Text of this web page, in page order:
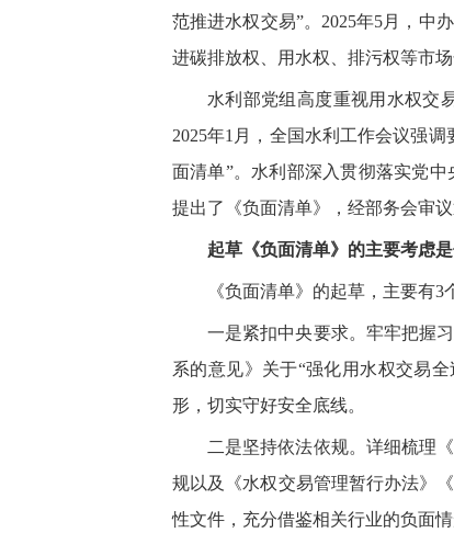
范推进水权交易”。2025年5月，中
进碳排放权、用水权、排污权等市
水利部党组高度重视用水权交
2025年1月，全国水利工作会议强
面清单”。水利部深入贯彻落实党
提出了《负面清单》，经部务会审
起草《负面清单》的主要考虑
《负面清单》的起草，主要有3
一是紧扣中央要求。牢牢把握
系的意见》关于“强化用水权交易
形，切实守好安全底线。
二是坚持依法依规。详细梳理
规以及《水权交易管理暂行办法》
性文件，充分借鉴相关行业的负面